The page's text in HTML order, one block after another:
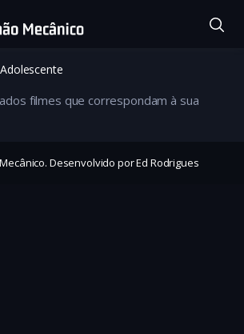
filmes que correspondam à sua
Desenvolvido por Ed Rodrigues